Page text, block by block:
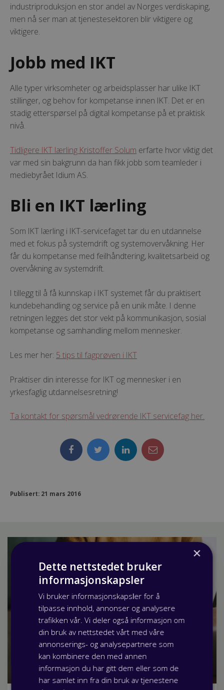
industriproduksjon en stor andel av Norges verdiskaping,
men nå ser man at tjenestesektoren blir viktigere og
viktigere.
Jobb med IKT
Alle typer virksomheter og arbeidsplasser har ulike IKT
stillinger, og behov for kompetanse innen IKT. Det er en
stadig etterspørsel på digital kompetanse på et praktisk
nivå.
Tidligere IKT lærling Kristoffer Solum erfarte hvor viktig det
var med sin bakgrunn da han fikk jobb som teamleder i
mediebyrået Idium AS.
Bli en IKT lærling
Som IKT lærling i IKT-servicefaget tar du en utdannelse
med et fokus på systemdrift og systemovervåkning. Her
får du kompetanse med feilhåndtering, kvalitetsarbeid og
overvåkning av systemdrift.
I tillegg til å få kunnskap i IKT systemet får du praktisert
kundebehandling og service på en unik måte. I denne
retningen legges det stor vekt på kommunikasjon, sosial
kompetanse og samhandling mellom mennesker.
Les mer her: 5 tips til fagprøven i IKT
Praktiser din interesse for IKT og mennesker i en
yrkesfaglig utdannelsesretning!
Ta kontakt for spørsmål vedrørende IKT servicefag her.
Publisert: 21 mars 2016
×
Dette nettstedet bruker
informasjonskapsler
Vi bruker informasjonskapsler for å
tilpasse innhold, annonser og analysere
trafikken vår. Vi deler også informasjon om
din bruk av nettstedet vårt med våre
annonserings- og analysepartnere som
kan kombinere den med annen
informasjon du har gitt dem eller som de
har samlet inn fra din bruk av tjenestene